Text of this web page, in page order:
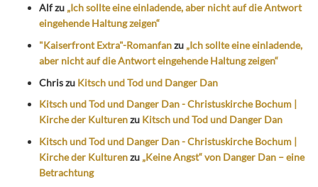
Alfzu „Ich sollte eine einladende, aber nicht auf die Antwort
eingehende Haltung zeigen“
"Kaiserfront Extra"-Romanfanzu „Ich sollte eine einladende,
aber nicht auf die Antwort eingehende Haltung zeigen“
Chriszu Kitsch und Tod und Danger Dan
Kitsch und Tod und Danger Dan - Christuskirche Bochum |
Kirche der Kulturenzu Kitsch und Tod und Danger Dan
Kitsch und Tod und Danger Dan - Christuskirche Bochum |
Kirche der Kulturenzu „Keine Angst“ von Danger Dan – eine
Betrachtung